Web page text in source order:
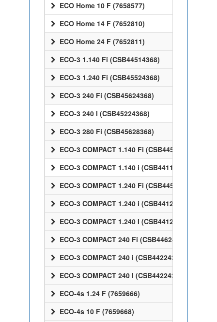
ECO Home 10 F (7658577)
ECO Home 14 F (7652810)
ECO Home 24 F (7652811)
ECO-3 1.140 Fi (CSB44514368)
ECO-3 1.240 Fi (CSB45524368)
ECO-3 240 Fi (CSB45624368)
ECO-3 240 I (CSB45224368)
ECO-3 280 Fi (CSB45628368)
ECO-3 COMPACT 1.140 Fi (CSB44514368)
ECO-3 COMPACT 1.140 i (CSB44114368)
ECO-3 COMPACT 1.240 Fi (CSB44524368)
ECO-3 COMPACT 1.240 i (CSB44124368)
ECO-3 COMPACT 1.240 I (CSB44124368)
ECO-3 COMPACT 240 Fi (CSB44624368)
ECO-3 COMPACT 240 i (CSB44224368)
ECO-3 COMPACT 240 I (CSB44224368)
ECO-4s 1.24 F (7659666)
ECO-4s 10 F (7659668)